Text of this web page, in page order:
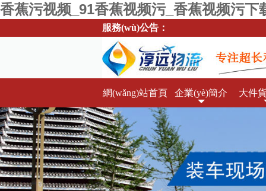
香蕉污视频_91香蕉视频污_香蕉视频污下
服務(wù)公告：
歡迎來到青島淳遠大件運輸公
網(wǎng)站首頁 企業(yè)簡介 大件